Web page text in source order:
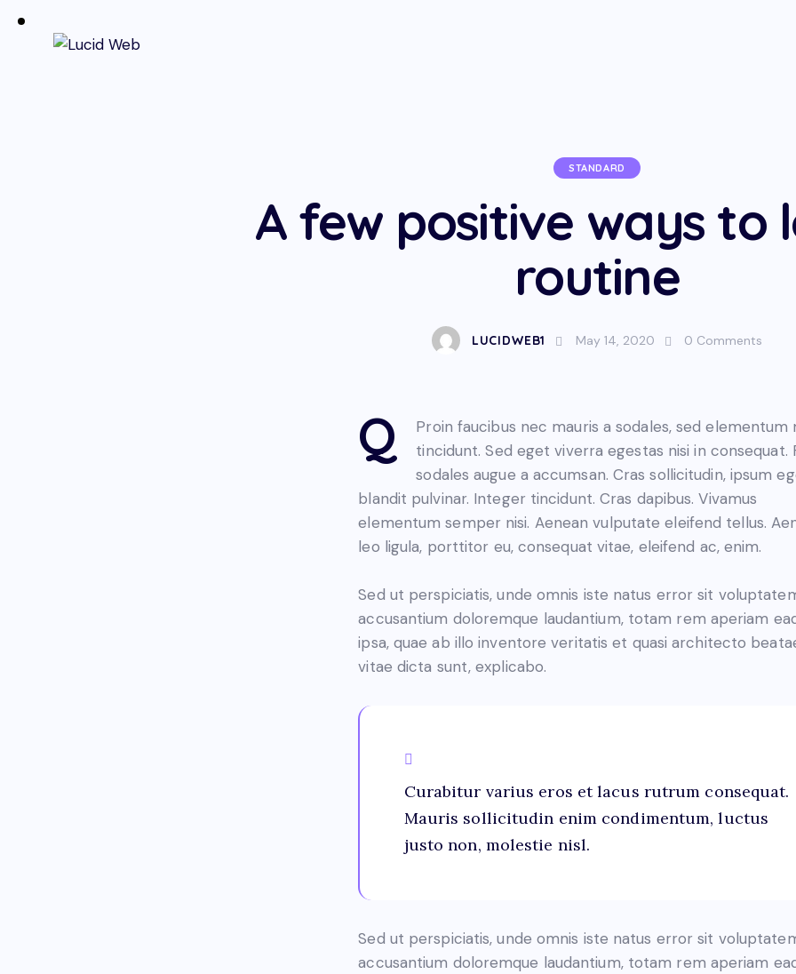
STANDARD
A few positive ways to
routine
LUCIDWEB1 May 14, 2020 0 Comments
Q
Proin faucibus nec mauris a sodales, sed elementum
tincidunt. Sed eget viverra egestas nisi in consequat.
sodales augue a accumsan. Cras sollicitudin, ipsum
blandit pulvinar. Integer tincidunt. Cras dapibus. Vivamus
elementum semper nisi. Aenean vulputate eleifend tellus.
leo ligula, porttitor eu, consequat vitae, eleifend ac, enim.
Sed ut perspiciatis, unde omnis iste natus error sit
accusantium doloremque laudantium, totam rem aperiam
ipsa, quae ab illo inventore veritatis et quasi architecto
vitae dicta sunt, explicabo.
Curabitur varius eros et lacus rutrum consequat.
Mauris sollicitudin enim condimentum, luctus
justo non, molestie nisl.
Sed ut perspiciatis, unde omnis iste natus error sit
accusantium doloremque laudantium, totam rem aperiam